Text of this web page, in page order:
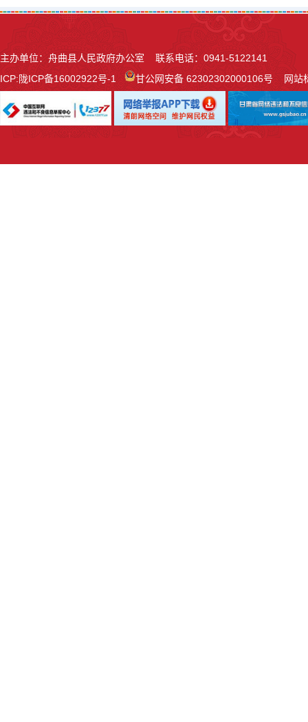
主办单位：舟曲县人民政府办公室 联系电话：0941-5122141
ICP:陇ICP备16002922号-1 甘公网安备 62302302000106号网站